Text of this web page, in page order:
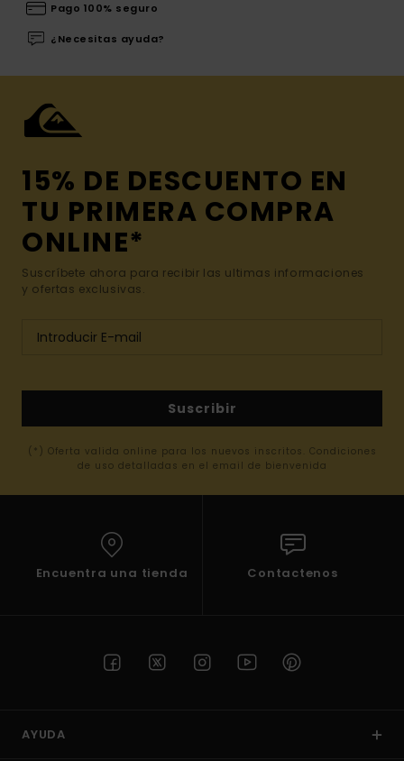
Pago 100% seguro
¿Necesitas ayuda?
15% DE DESCUENTO EN
TU PRIMERA COMPRA
ONLINE*
Suscríbete ahora para recibir las ultimas informaciones
y ofertas exclusivas.
Suscribir
(*) Oferta valida online para los nuevos inscritos. Condiciones
de uso detalladas en el email de bienvenida
Encuentra una tienda Contactenos
AYUDA